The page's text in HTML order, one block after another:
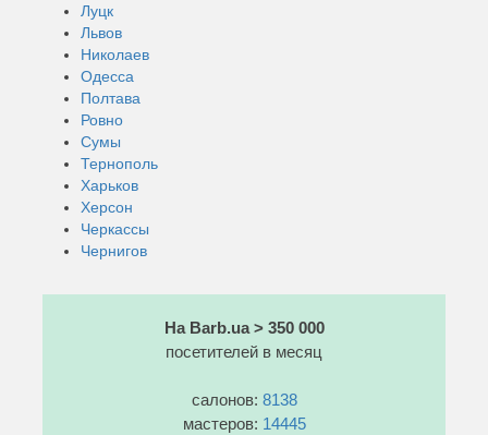
Луцк
Львов
Николаев
Одесса
Полтава
Ровно
Сумы
Тернополь
Харьков
Херсон
Черкассы
Чернигов
На Barb.ua > 350 000
посетителей в месяц
салонов: 8138
мастеров: 14445